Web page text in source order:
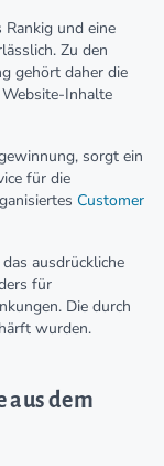
und eine
Zu den
gehört daher die
Inhalte
sorgt ein
für die
Customer
ausdrückliche
für
Die durch
wurden.
aus dem